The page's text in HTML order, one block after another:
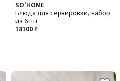
SO'HOME
Блюда для сервировки, набор
из 6 шт
18100 ₽